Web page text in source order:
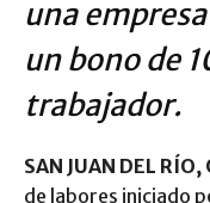
una
un bono de
trabajador.
SAN JUAN DEL
de labores iniciado